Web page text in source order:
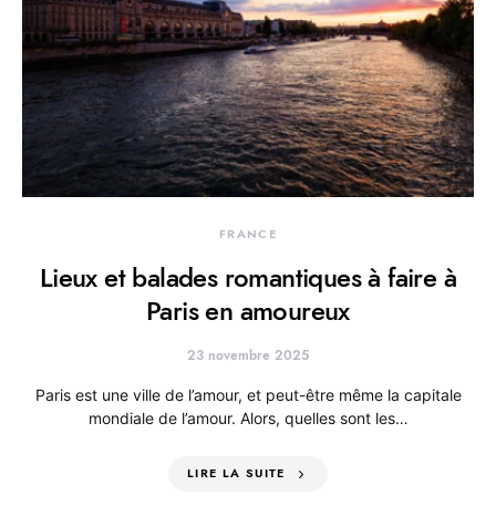
FRANCE
Lieux et balades romantiques à faire à
Paris en amoureux
23 novembre 2025
Paris est une ville de l’amour, et peut-être même la capitale
mondiale de l’amour. Alors, quelles sont les…
LIRE LA SUITE